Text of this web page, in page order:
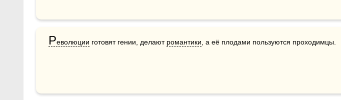
Революции готовят гении, делают романтики , а её плодами пользуются проходимцы.